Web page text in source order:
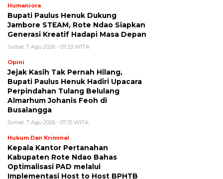
Humaniora
Bupati Paulus Henuk Dukung
Jambore STEAM, Rote Ndao Siapkan
Generasi Kreatif Hadapi Masa Depan
Jumat, 7 Agu 2026 - 07:33 WITA
Opini
Jejak Kasih Tak Pernah Hilang,
Bupati Paulus Henuk Hadiri Upacara
Perpindahan Tulang Belulang
Almarhum Johanis Feoh di
Busalangga
Jumat, 7 Agu 2026 - 07:15 WITA
Hukum Dan Kriminal
Kepala Kantor Pertanahan
Kabupaten Rote Ndao Bahas
Optimalisasi PAD melalui
Implementasi Host to Host BPHTB